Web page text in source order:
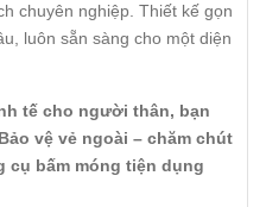
chuyên nghiệp. Thiết kế gọn
luôn sẵn sàng cho một diện
tế cho người thân, bạn
vệ vẻ ngoài – chăm chút
bấm móng tiện dụng